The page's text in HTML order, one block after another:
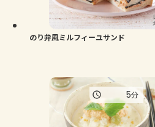
のり弁風ミルフィーユサンド
5分